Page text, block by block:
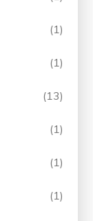
(1)
(1)
(13)
(1)
(1)
(1)